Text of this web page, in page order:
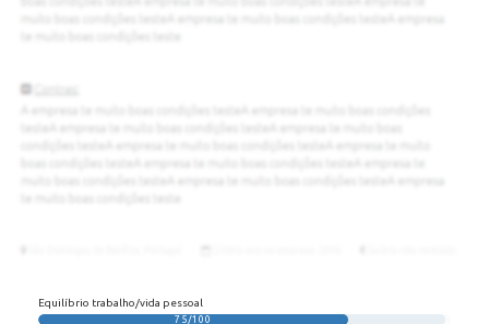
Equilíbrio trabalho/vida pessoal
75/100